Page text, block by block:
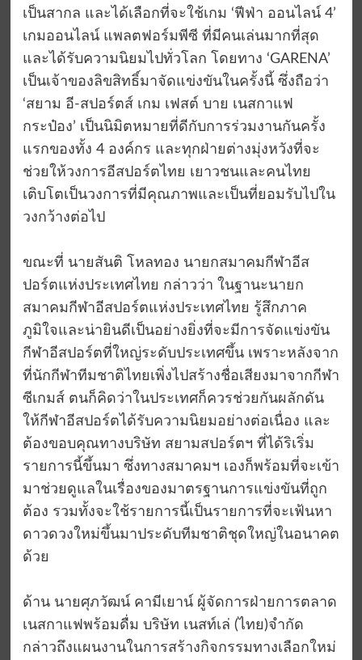
เป็นสากล และได้เลือกที่จะใช้เกม ‘ฟีฟ่า ออนไลน์ 4’
เกมออนไลน์ แพลตฟอร์มพีซี ที่มีคนเล่นมากที่สุด
และได้รับความนิยมไปทั่วโลก โดยทาง ‘GARENA’
เป็นเจ้าของลิขสิทธิ์มาจัดแข่งขันในครั้งนี้ ซึ่งถือว่า
‘สยาม อี-สปอร์ตส์ เกม เฟสต์ บาย เนสกาแฟ
กระป๋อง’ เป็นนิมิตหมายที่ดีกับการร่วมงานกันครั้ง
แรกของทั้ง 4 องค์กร และทุกฝ่ายต่างมุ่งหวังที่จะ
ช่วยให้วงการอีสปอร์ตไทย เยาวชนและคนไทย
เติบโตเป็นวงการที่มีคุณภาพและเป็นที่ยอมรับไปใน
วงกว้างต่อไป
ขณะที่ นายสันติ โหลทอง นายกสมาคมกีฬาอีส
ปอร์ตแห่งประเทศไทย กล่าวว่า ในฐานะนายก
สมาคมกีฬาอีสปอร์ตแห่งประเทศไทย รู้สึกภาค
ภูมิใจและน่ายินดีเป็นอย่างยิ่งที่จะมีการจัดแข่งขัน
กีฬาอีสปอร์ตที่ใหญ่ระดับประเทศขึ้น เพราะหลังจาก
ที่นักกีฬาทีมชาติไทยเพิ่งไปสร้างชื่อเสียงมาจากกีฬา
ซีเกมส์ ตนก็คิดว่าในประเทศก็ควรช่วยกันผลักดัน
ให้กีฬาอีสปอร์ตได้รับความนิยมอย่างต่อเนื่อง และ
ต้องขอบคุณทางบริษัท สยามสปอร์ตฯ ที่ได้ริเริ่ม
รายการนี้ขึ้นมา ซึ่งทางสมาคมฯ เองก็พร้อมที่จะเข้า
มาช่วยดูแลในเรื่องของมาตรฐานการแข่งขันที่ถูก
ต้อง รวมทั้งจะใช้รายการนี้เป็นรายการที่จะเฟ้นหา
ดาวดวงใหม่ขึ้นมาประดับทีมชาติชุดใหญ่ในอนาคต
ด้วย
ด้าน นายศุภวัฒน์ คามีเยาน์ ผู้จัดการฝ่ายการตลาด
เนสกาแฟพร้อมดื่ม บริษัท เนสท์เล่ (ไทย)จำกัด
กล่าวถึงแผนงานในการสร้างกิจกรรมทางเลือกใหม่